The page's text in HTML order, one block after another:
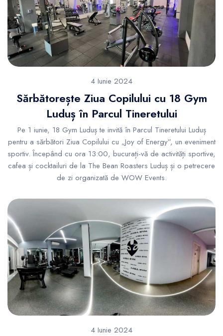
4 Iunie 2024
Sărbătorește Ziua Copilului cu 18 Gym
Luduș în Parcul Tineretului
Pe 1 iunie, 18 Gym Luduș te invită în Parcul Tineretului Luduș
pentru a sărbători Ziua Copilului cu „Joy of Energy”, un eveniment
sportiv. Începând cu ora 13:00, bucurați-vă de activități sportive,
cafea și cocktailuri de la The Bean Roasters Luduș și o petrecere
de zi organizată de WOW Events.
4 Iunie 2024